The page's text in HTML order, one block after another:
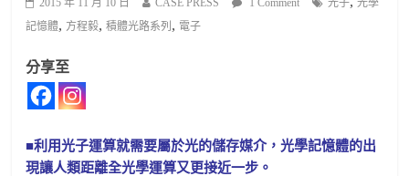
2015 年 11 月 10 日 CASE PRESS 1 Comment 光子
光學
記憶體, 方程毅,積體光路系列 , 電子
分享至
■利用光子運算就需要屬於光的儲存媒介，光學記憶體的出
現讓人類距離全光學運算又更接近一步。